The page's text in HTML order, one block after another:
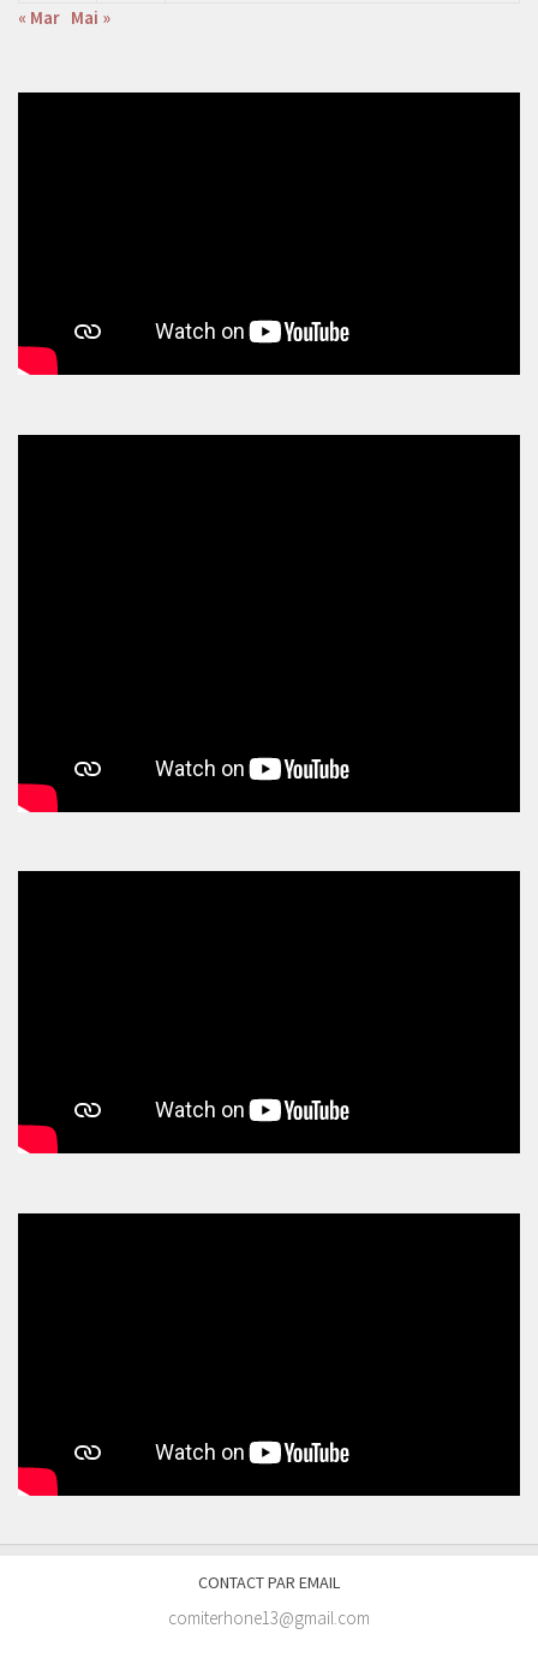
« Mar Mai »
CONTACT PAR EMAIL
comiterhone13@gmail.com